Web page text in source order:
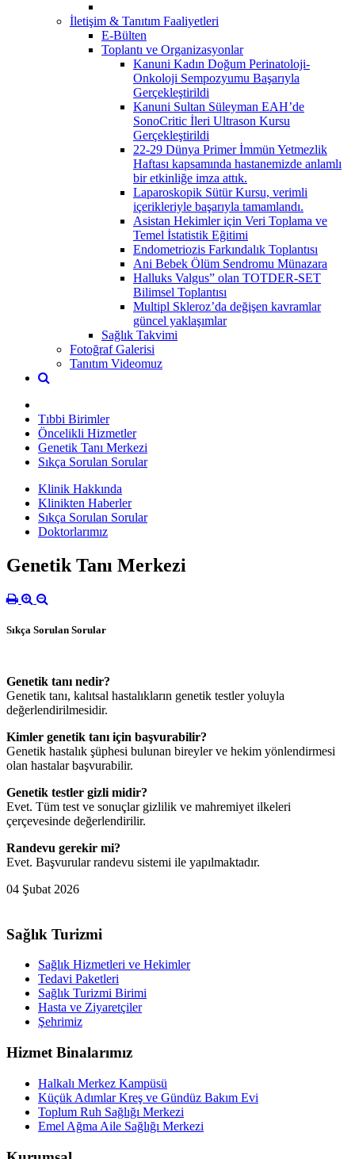
İletişim & Tanıtım Faaliyetleri
E-Bülten
Toplantı ve Organizasyonlar
Kanuni Kadın Doğum Perinatoloji-
Onkoloji Sempozyumu Başarıyla
Gerçekleştirildi
Kanuni Sultan Süleyman EAH’de
SonoCritic İleri Ultrason Kursu
Gerçekleştirildi
22-29 Dünya Primer İmmün Yetmezlik
Haftası kapsamında hastanemizde anlamlı
bir etkinliğe imza attık.
Laparoskopik Sütür Kursu, verimli
içerikleriyle başarıyla tamamlandı.
Asistan Hekimler için Veri Toplama ve
Temel İstatistik Eğitimi
Endometriozis Farkındalık Toplantısı
Ani Bebek Ölüm Sendromu Münazara
Halluks Valgus” olan TOTDER-SET
Bilimsel Toplantısı
Multipl Skleroz’da değişen kavramlar
güncel yaklaşımlar
Sağlık Takvimi
Fotoğraf Galerisi
Tanıtım Videomuz
Tıbbi Birimler
Öncelikli Hizmetler
Genetik Tanı Merkezi
Sıkça Sorulan Sorular
Klinik Hakkında
Klinikten Haberler
Sıkça Sorulan Sorular
Doktorlarımız
Genetik Tanı Merkezi
Sıkça Sorulan Sorular
Genetik tanı nedir?
Genetik tanı, kalıtsal hastalıkların genetik testler yoluyla
değerlendirilmesidir.
Kimler genetik tanı için başvurabilir?
Genetik hastalık şüphesi bulunan bireyler ve hekim yönlendirmesi
olan hastalar başvurabilir.
Genetik testler gizli midir?
Evet. Tüm test ve sonuçlar gizlilik ve mahremiyet ilkeleri
çerçevesinde değerlendirilir.
Randevu gerekir mi?
Evet. Başvurular randevu sistemi ile yapılmaktadır.
04 Şubat 2026
Sağlık Turizmi
Sağlık Hizmetleri ve Hekimler
Tedavi Paketleri
Sağlık Turizmi Birimi
Hasta ve Ziyaretçiler
Şehrimiz
Hizmet Binalarımız
Halkalı Merkez Kampüsü
Küçük Adımlar Kreş ve Gündüz Bakım Evi
Toplum Ruh Sağlığı Merkezi
Emel Ağma Aile Sağlığı Merkezi